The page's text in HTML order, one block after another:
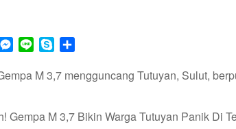
M
s
n
n
y
a
M 3,7 mengguncang Tutuyan, Sulut,